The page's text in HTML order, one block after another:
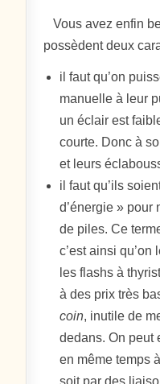
Vous avez enfin
possèdent deux
il faut qu’on
manuelle à leur
un éclair est
courte. Donc à
et leurs
il faut qu’ils
d’énergie » pour
de piles. Ce
c’est ainsi
les flashs à
à des prix très
coin, inutile de
dedans. On peut
en même temps
soit par des